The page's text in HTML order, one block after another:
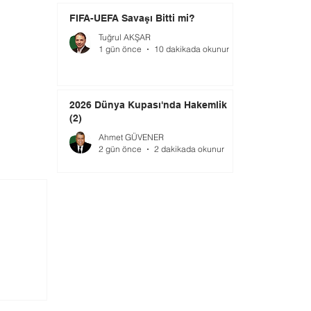
FIFA-UEFA Savaşı Bitti mi?
Tuğrul AKŞAR
1 gün önce
10 dakikada okunur
2026 Dünya Kupası'nda Hakemlik
(2)
Ahmet GÜVENER
2 gün önce
2 dakikada okunur